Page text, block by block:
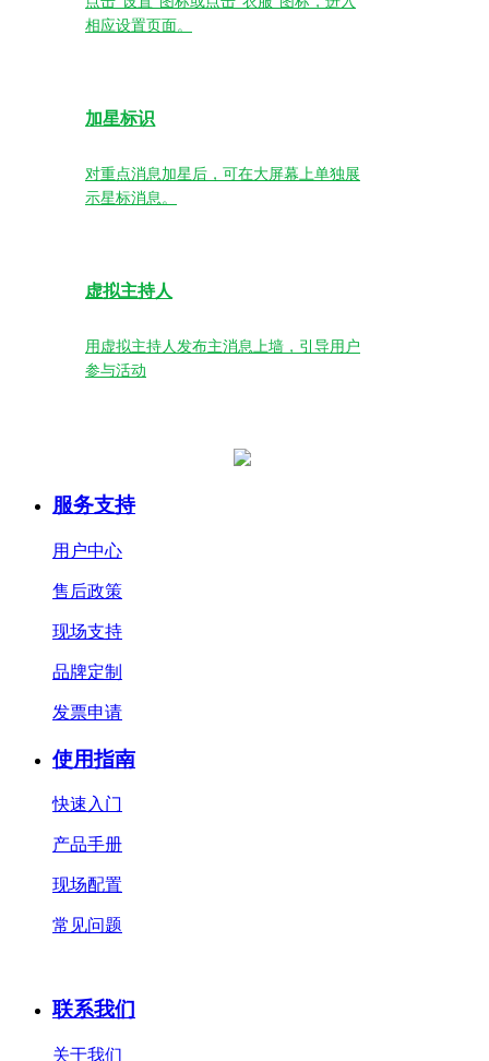
相应设置页面。
加星标识
对重点消息加星后，可在大屏幕上单独展
示星标消息。
虚拟主持人
用虚拟主持人发布主消息上墙，引导用户
参与活动
服务支持
用户中心
售后政策
现场支持
品牌定制
发票申请
使用指南
快速入门
产品手册
现场配置
常见问题
联系我们
关于我们